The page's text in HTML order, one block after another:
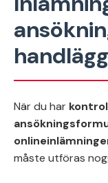
När du har
måste utföras